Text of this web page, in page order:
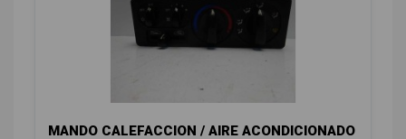
MANDO CALEFACCION / AIRE ACONDICIONADO